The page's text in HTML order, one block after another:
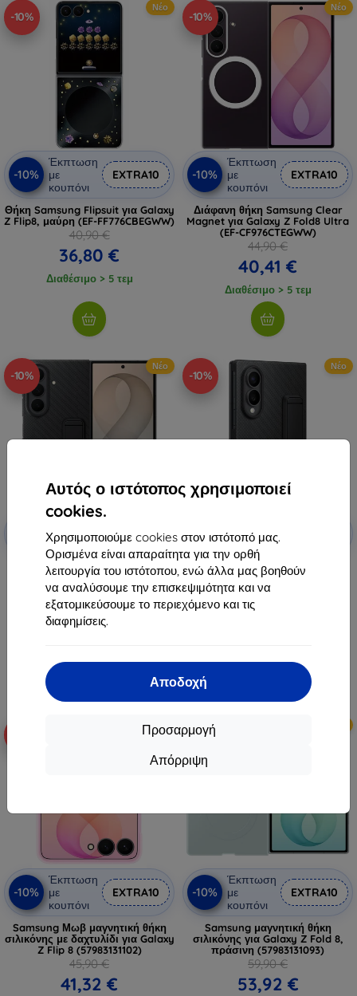
Αυτός ο ιστότοπος χρησιμοποιεί
cookies.
Χρησιμοποιούμε cookies στον ιστότοπό μας.
Ορισμένα είναι απαραίτητα για την ορθή
λειτουργία του ιστότοπου, ενώ άλλα μας βοηθούν
να αναλύσουμε την επισκεψιμότητα και να
εξατομικεύσουμε το περιεχόμενο και τις
διαφημίσεις.
Αποδοχή
Προσαρμογή
Απόρριψη
-10%
Νέο
-10%
Έκπτωση
με
κουπόνι
EXTRA10
Θήκη Samsung Flipsuit για Galaxy
Z Flip8, μαύρη (EF-FF776CBEGWW)
40,90 €
36,80 €
Διαθέσιμο > 5 τεμ
-10%
Νέο
-10%
Έκπτωση
με
κουπόνι
EXTRA10
Διάφανη θήκη Samsung Clear
Magnet για Galaxy Z Fold8 Ultra
(EF-CF976CTEGWW)
44,90 €
40,41 €
Διαθέσιμο > 5 τεμ
-10%
Νέο
Έκπτωση
με
κουπόνι
EXTRA10
Θήκη Samsung Carbon Standing
για Galaxy Z Fold8 Ultra μαύρη
(EF-XF976SBEGWW)
72,90 €
65,61 €
-10%
Νέο
-10%
με
κουπόνι
Θήκη Samsung Carbon Standing
για Galaxy Z Fold8 μαύρη (EF-
XF971SBEGWW)
72,90 €
-10%
Έκπτωση
με
κουπόνι
EXTRA10
Samsung Μωβ μαγνητική θήκη
σιλικόνης με δαχτυλίδι για Galaxy
Z Flip 8 (57983131102)
45,90 €
41,32 €
-10%
-10%
Έκπτωση
με
κουπόνι
EXTRA10
Samsung μαγνητική θήκη
σιλικόνης για Galaxy Z Fold 8,
πράσινη (57983131093)
59,90 €
53,92 €